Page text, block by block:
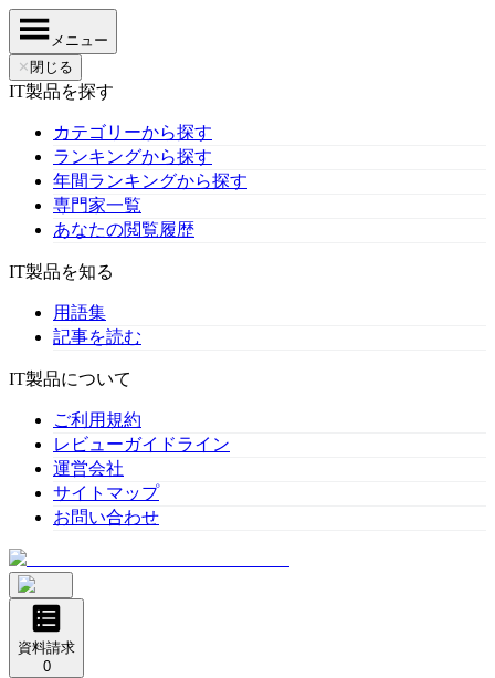
メニュー
✕ 閉じる
IT製品を探す
カテゴリーから探す
ランキングから探す
年間ランキングから探す
専門家一覧
あなたの閲覧履歴
IT製品を知る
用語集
記事を読む
IT製品について
ご利用規約
レビューガイドライン
運営会社
サイトマップ
お問い合わせ
資料請求
0